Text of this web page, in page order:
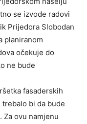
se izvode radovi
Prijedora Slobodan
planiranom
očekuje do
ne bude
fasaderskih
bi da bude
Za ovu namjenu